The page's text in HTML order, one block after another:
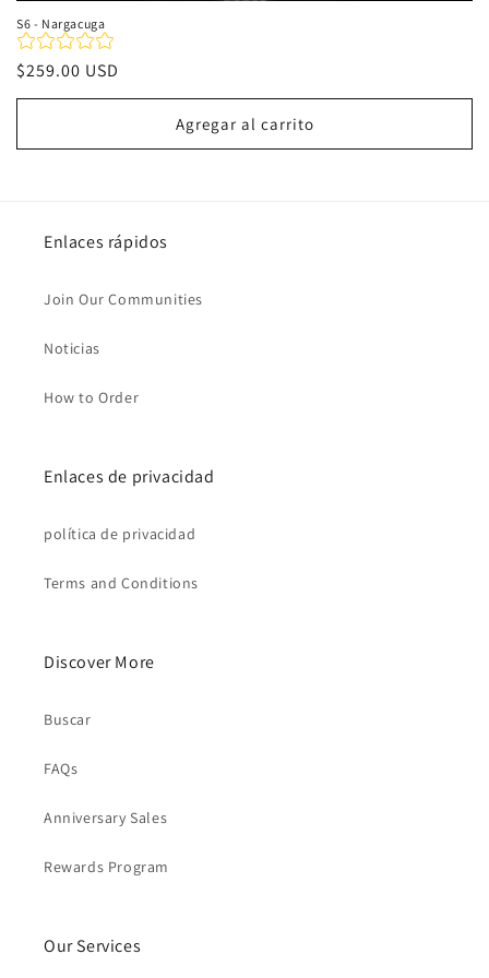
S6 - Nargacuga
Precio
habitual
$259.00 USD
Agregar al carrito
Enlaces rápidos
Join Our Communities
Noticias
How to Order
Enlaces de privacidad
política de privacidad
Terms and Conditions
Discover More
Buscar
FAQs
Anniversary Sales
Rewards Program
Our Services